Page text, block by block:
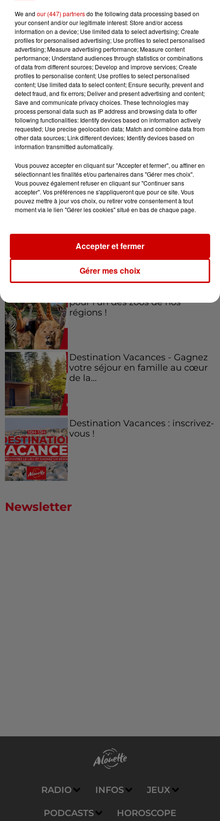
appartement...
7 août 2026
Éclipse solaire : découvrez les
meilleurs spots d'observation
du...
7 août 2026
À LA UNE : professeur
condamné, repreneurs pour
Duralex et la...
Jeux Voir plus
festival Marché Gourmand 2026
à Coulon !
pour l'un des zoos de nos
régions !
Destination Vacances - Gagnez
votre séjour en famille au cœur
de la...
Destination Vacances : inscrivez-
vous !
Newsletter
RADIO INFOS JEUX
PODCASTS HOROSCOPE
We and our (447) partnersdo the following data processing based on
your consent and/or our legitimate interest: Store and/or access
information on a device; Use limited data to select advertising; Create
profiles for personalised advertising; Use profiles to select personalised
advertising; Measure advertising performance; Measure content
performance; Understand audiences through statistics or combinations
of data from different sources; Develop and improve services; Create
profiles to personalise content; Use profiles to select personalised
content; Use limited data to select content; Ensure security, prevent and
detect fraud, and fix errors; Deliver and present advertising and content;
Save and communicate privacy choices. These technologies may
process personal data such as IP address and browsing data to offer
following functionalities: Identify devices based on information actively
requested; Use precise geolocation data; Match and combine data from
other data sources; Link different devices; Identify devices based on
information transmitted automatically.
Vous pouvez accepter en cliquant sur "Accepter et fermer", ou affiner en
sélectionnant les finalités et/ou partenaires dans "Gérer mes choix".
Vous pouvez également refuser en cliquant sur "Continuer sans
accepter". Vos préférences ne s'appliqueront que pour ce site. Vous
pouvez mettre à jour vos choix, ou retirer votre consentement à tout
moment via le lien "Gérer les cookies" situé en bas de chaque page.
Gérer mes choix
Accepter et fermer